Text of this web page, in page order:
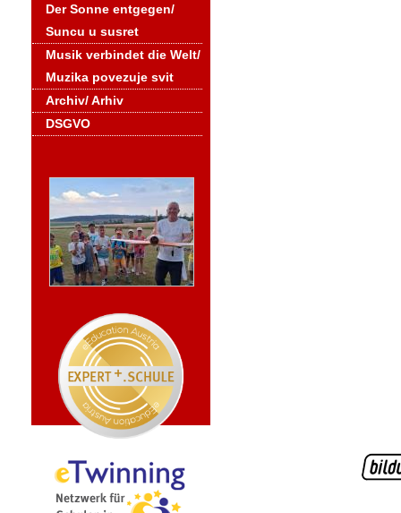
Der Sonne entgegen/
Suncu u susret
Musik verbindet die Welt/
Muzika povezuje svit
Archiv/ Arhiv
DSGVO